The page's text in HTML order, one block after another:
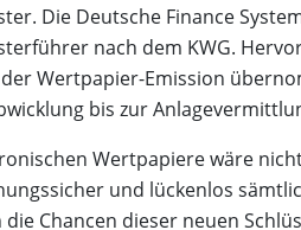
Die Deutsche Finance
nach dem KWG.
Wertpapier-Emission
bis zur
Wertpapiere wäre
und lückenlos
Chancen dieser neuen